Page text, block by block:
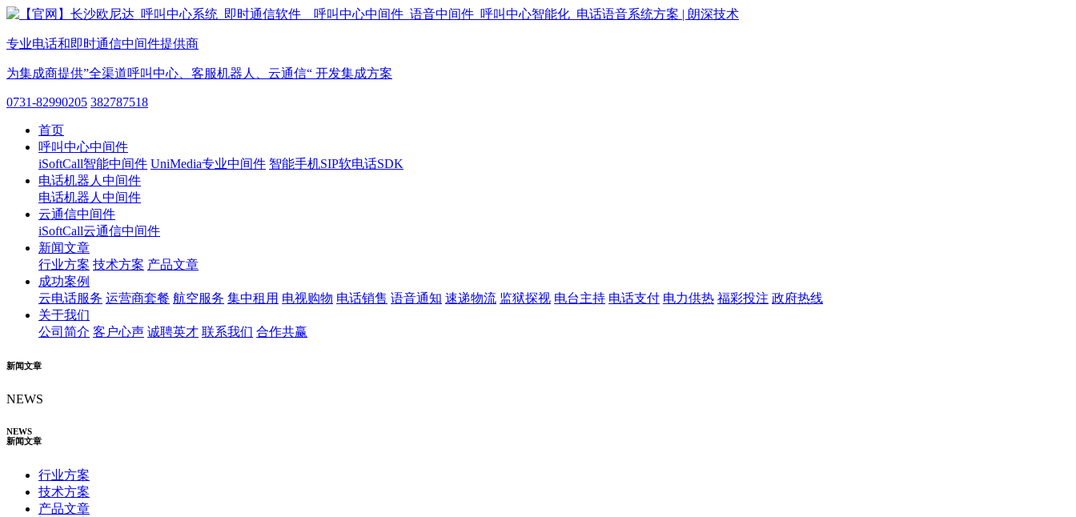
专业电话和即时通信中间件提供商
为集成商提供”全渠道呼叫中心、客服机器人、云通信“ 开发集成方案
0731-82990205 382787518
首页
呼叫中心中间件
iSoftCall智能中间件 UniMedia专业中间件 智能手机SIP软电话SDK
电话机器人中间件
电话机器人中间件
云通信中间件
iSoftCall云通信中间件
新闻文章
行业方案 技术方案 产品文章
成功案例
云电话服务 运营商套餐 航空服务 集中租用 电视购物 电话销售 语音通知 速递物流 监狱探视 电台主持 电话支付 电力供热 福彩投注 政府热线
关于我们
公司简介 客户心声 诚聘英才 联系我们 合作共赢
新闻文章
NEWS
NEWS
新闻文章
行业方案
技术方案
产品文章